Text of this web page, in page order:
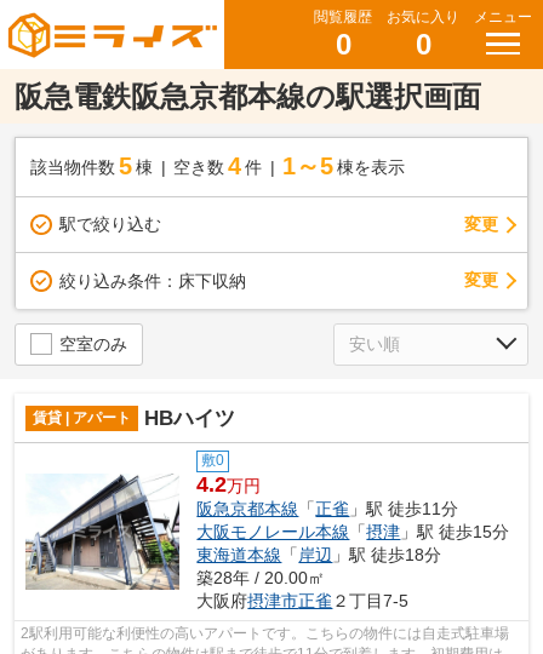
閲覧履歴
0
お気に入り
0
メニュー
阪急電鉄阪急京都本線の駅選択画面
該当物件数 5棟 空き数 4 件 1～5 棟を表示
駅で絞り込む 変更
絞り込み条件： 床下収納 変更
空室のみ
賃貸 | アパート HBハイツ
敷0
4.2万円
阪急京都本線 「正雀 」駅 徒歩11分
大阪モノレール本線 「摂津 」駅 徒歩15分
東海道本線 「岸辺 」駅 徒歩18分
築28年 / 20.00㎡
大阪府摂津市正雀 ２丁目7-5
2駅利用可能な利便性の高いアパートです。こちらの物件には自走式駐車場